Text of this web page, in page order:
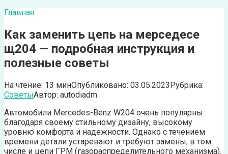
Главная
Как заменить цепь на мерседесе
щ204 — подробная инструкция и
полезные советы
На чтение: 13 минОпубликовано: 03.05.2023Рубрика:
СоветыАвтор: autodiadm
Автомобили Mercedes-Benz W204 очень популярны
благодаря своему стильному дизайну, высокому
уровню комфорта и надежности. Однако с течением
времени детали устаревают и требуют замены, в том
числе и цепи ГРМ (газораспределительного механизма).